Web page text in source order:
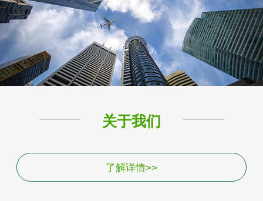
关于我们
了解详情>>